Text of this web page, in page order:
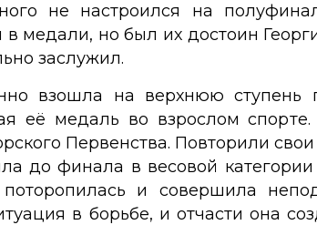
не настроился на
медали, но был их достоин
заслужил.
взошла на верхнюю
её медаль во взрослом
Первенства. Повторили
до финала в весовой
поторопилась и совершила
в борьбе, и отчасти она